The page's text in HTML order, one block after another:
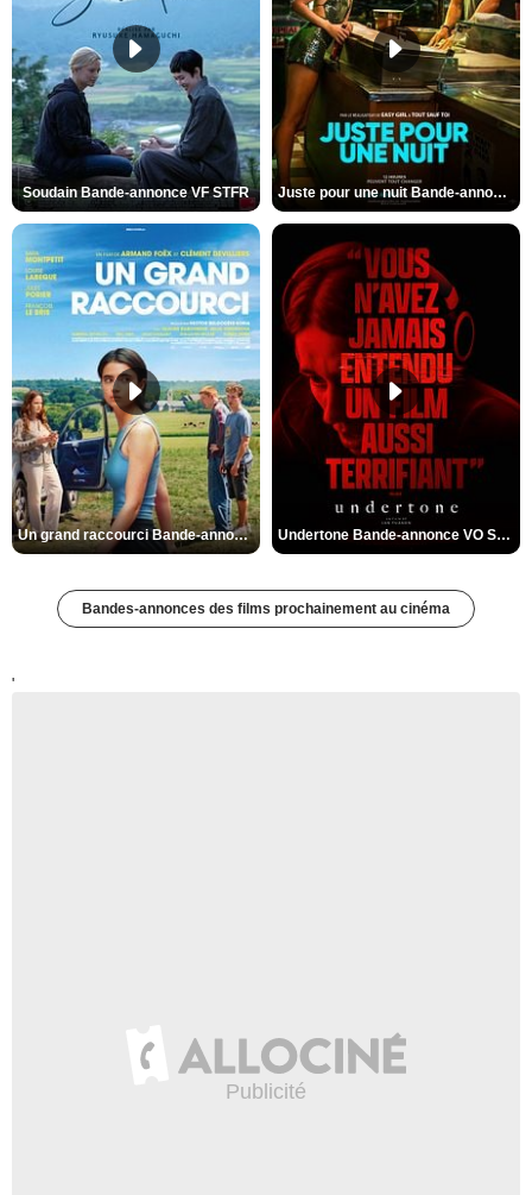
Soudain Bande-annonce VF STFR Juste pour une nuit Bande-annonce VO STFR
Un grand raccourci Bande-annonce VF Undertone Bande-annonce VO STFR
Bandes-annonces des films prochainement au cinéma
'